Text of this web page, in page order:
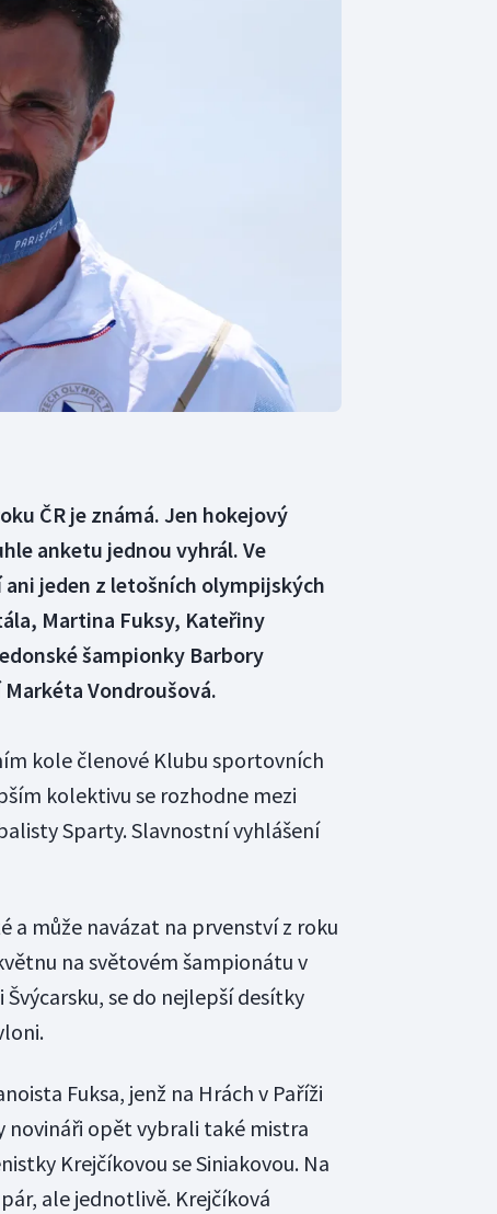
pětiboj
hry
volejbal
ČR je známá. Jen hokejový
anketu jednou vyhrál. Ve
jeden z letošních olympijských
Martina Fuksy, Kateřiny
šampionky Barbory
Vondroušová.
kole členové Klubu sportovních
kolektivu se rozhodne mezi
Sparty. Slavnostní vyhlášení
a může navázat na prvenství z roku
na světovém šampionátu v
se do nejlepší desítky
Fuksa, jenž na Hrách v Paříži
novináři opět vybrali také mistra
Krejčíkovou se Siniakovou. Na
ale jednotlivě. Krejčíková